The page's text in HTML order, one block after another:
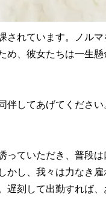
れています。ノル
、彼女たちは一生
してあげてくださ
ていただき、普段
かし、我々は力なき
遅刻して出勤すれば